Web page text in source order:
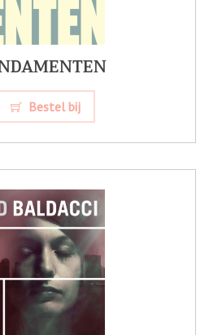
Bestel bij